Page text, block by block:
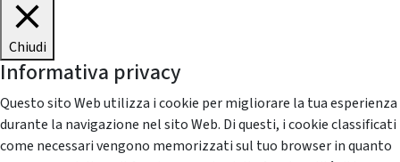
Chiudi
Informativa privacy
Questo sito Web utilizza i cookie per migliorare la tua esperienza
durante la navigazione nel sito Web. Di questi, i cookie classificati
come necessari vengono memorizzati sul tuo browser in quanto